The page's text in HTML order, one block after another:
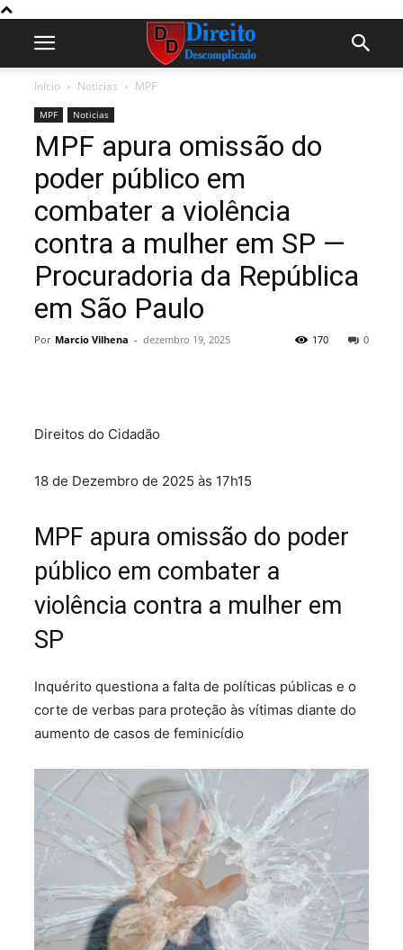
Início Noticias MPF
MPF Noticias
MPF apura omissão do
poder público em
combater a violência
contra a mulher em SP —
Procuradoria da República
em São Paulo
Por Marcio Vilhena - dezembro 19, 2025 0
170
Direitos do Cidadão
18 de Dezembro de 2025 às 17h15
MPF apura omissão do poder
público em combater a
violência contra a mulher em
SP
Inquérito questiona a falta de políticas públicas e o
corte de verbas para proteção às vítimas diante do
aumento de casos de feminicídio